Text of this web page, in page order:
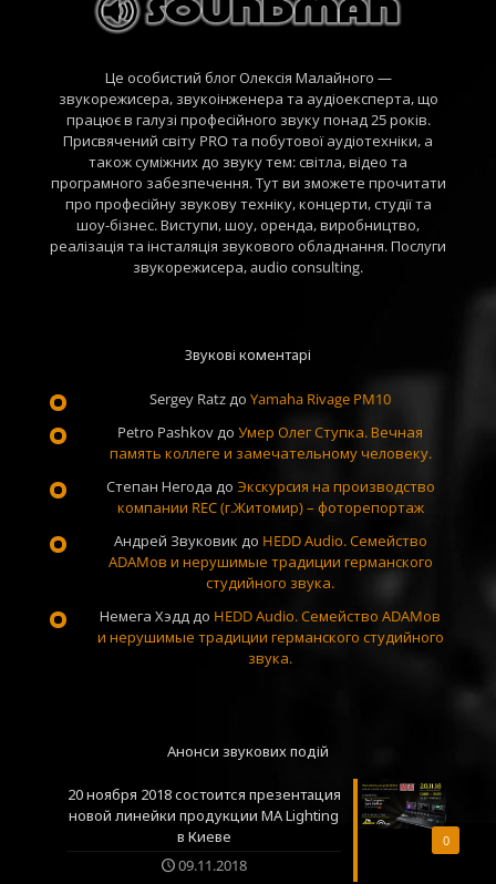
Це особистий блог Олексія Малайного —
звукорежисера, звукоінженера та аудіоексперта, що
працює в галузі професійного звуку понад 25 років.
Присвячений світу PRO та побутової аудіотехніки, а
також суміжних до звуку тем: світла, відео та
програмного забезпечення. Тут ви зможете прочитати
про професійну звукову техніку, концерти, студії та
шоу-бізнес. Виступи, шоу, оренда, виробництво,
реалізація та інсталяція звукового обладнання. Послуги
звукорежисера, audio consulting.
Звукові коментарі
Sergey Ratzдо Yamaha Rivage PM10
Petro Pashkovдо Умер Олег Ступка. Вечная
память коллеге и замечательному человеку.
Степан Негода до Экскурсия на производство
компании REC (г.Житомир) – фоторепортаж
Андрей Звуковик до HEDD Audio. Семейство
ADAMов и нерушимые традиции германского
студийного звука.
Немега Хэдддо HEDD Audio. Семейство ADAMов
и нерушимые традиции германского студийного
звука.
Анонси звукових подій
0
20 ноября 2018 состоится презентация
новой линейки продукции MA Lighting
в Киеве
09.11.2018